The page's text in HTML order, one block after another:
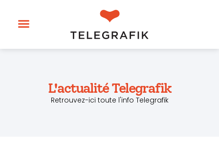
L'actualité Telegrafik
Retrouvez-ici toute l'info Telegrafik